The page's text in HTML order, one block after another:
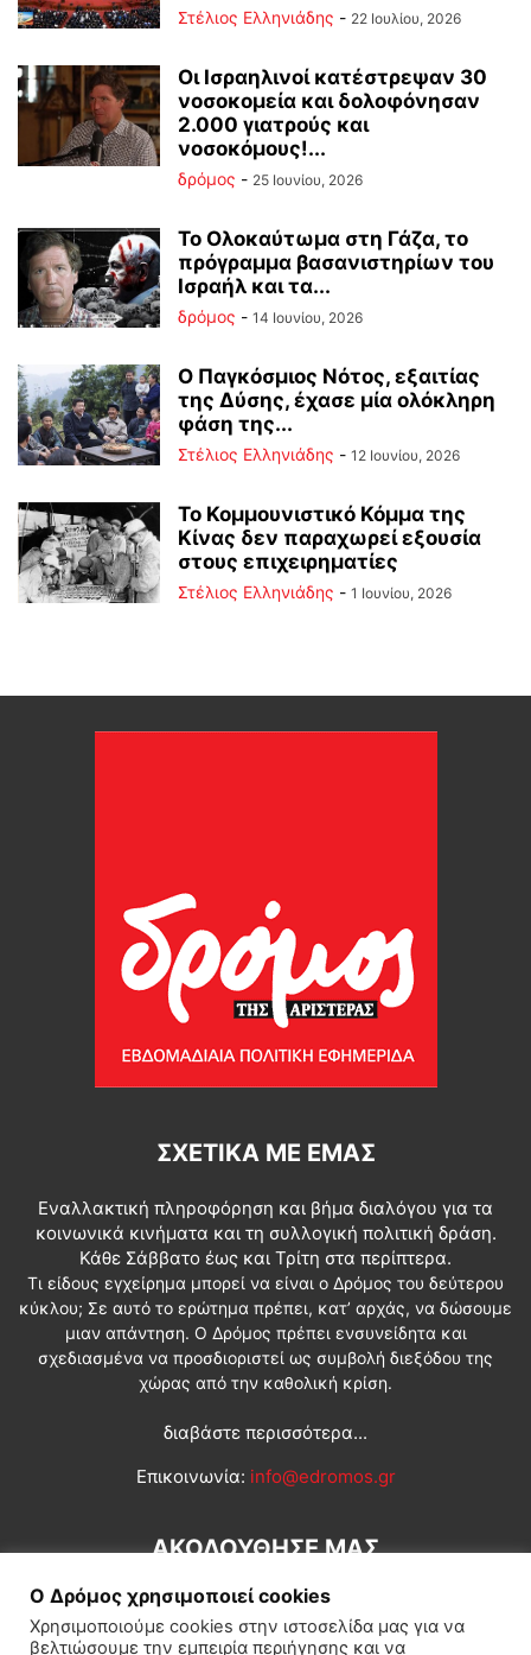
Στέλιος Ελληνιάδης - 22 Ιουλίου, 2026
Οι Ισραηλινοί κατέστρεψαν 30
νοσοκομεία και δολοφόνησαν
2.000 γιατρούς και
νοσοκόμους!...
δρόμος - 25 Ιουνίου, 2026
Το Ολοκαύτωμα στη Γάζα, το
πρόγραμμα βασανιστηρίων του
Ισραήλ και τα...
δρόμος - 14 Ιουνίου, 2026
Ο Παγκόσμιος Νότος, εξαιτίας
της Δύσης, έχασε μία ολόκληρη
φάση της...
Στέλιος Ελληνιάδης - 12 Ιουνίου, 2026
Το Κομμουνιστικό Κόμμα της
Κίνας δεν παραχωρεί εξουσία
στους επιχειρηματίες
Στέλιος Ελληνιάδης - 1 Ιουνίου, 2026
ΣΧΕΤΙΚΆ ΜΕ ΕΜΆΣ
Εναλλακτική πληροφόρηση και βήμα διαλόγου για τα
κοινωνικά κινήματα και τη συλλογική πολιτική δράση.
Κάθε Σάββατο έως και Τρίτη στα περίπτερα.
Τι είδους εγχείρημα μπορεί να είναι ο Δρόμος του δεύτερου
κύκλου; Σε αυτό το ερώτημα πρέπει, κατ’ αρχάς, να δώσουμε
μιαν απάντηση. Ο Δρόμος πρέπει ενσυνείδητα και
σχεδιασμένα να προσδιοριστεί ως συμβολή διεξόδου της
χώρας από την καθολική κρίση.
διαβάστε περισσότερα...
Επικοινωνία: info@edromos.gr
ΑΚΟΛΟΥΘΗΣΕ ΜΑΣ
Ο Δρόμος χρησιμοποιεί cookies
Χρησιμοποιούμε cookies στην ιστοσελίδα μας για να
βελτιώσουμε την εμπειρία περιήγησης και να